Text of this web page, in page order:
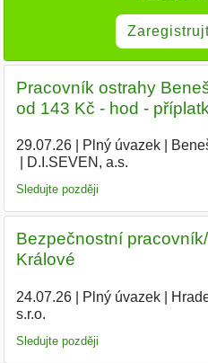
Pracovník ostrahy
od 143 Kč - hod -
29.07.26| Plný úvazek|
D.I.SEVEN, a.s.
Sledujte později
Bezpečnostní
Králové
24.07.26| Plný úvazek|
s.r.o.
Sledujte později